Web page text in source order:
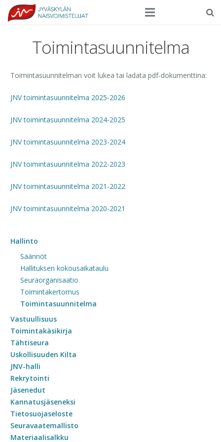
Harrasteliikunta
Kilpaurheilu
Tapahtumat
Ilmoittautuminen
Yhteystiedot
Toimintasuunnitelma
Toimintasuunnitelman voit lukea tai ladata pdf-dokumenttina:
JNV toimintasuunnitelma 2025-2026
JNV toimintasuunnitelma 2024-2025
JNV toimintasuunnitelma 2023-2024
JNV toimintasuunnitelma 2022-2023
JNV toimintasuunnitelma 2021-2022
JNV toimintasuunnitelma 2020-2021
Hallinto
Säännöt
Hallituksen kokousaikataulu
Seuraorganisaatio
Toimintakertomus
Toimintasuunnitelma
Vastuullisuus
Toimintakäsikirja
Tähtiseura
Uskollisuuden Kilta
JNV-halli
Rekrytointi
Jäsenedut
Kannatusjäseneksi
Tietosuojaseloste
Seuravaatemallisto
Materiaalisalkku